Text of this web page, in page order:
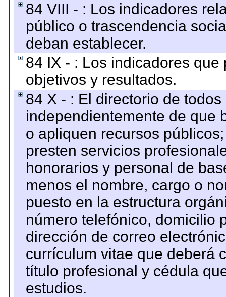
84 VIII - : Los indicadores
público o trascendencia
deban establecer.
84 IX - : Los indicadores
objetivos y resultados.
84 X - : El directorio de
independientemente de que
o apliquen recursos
presten servicios
honorarios y personal de
menos el nombre, cargo o
puesto en la estructura
número telefónico, domicilio
dirección de correo
currículum vitae que deberá
título profesional y cédula
estudios.